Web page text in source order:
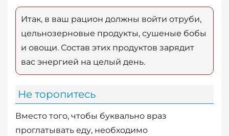
Итак, в ваш рацион должны войти отруби,
цельнозерновые продукты, сушеные бобы
и овощи. Состав этих продуктов зарядит
вас энергией на целый день.
Не торопитесь
Вместо того, чтобы буквально враз
проглатывать еду, необходимо